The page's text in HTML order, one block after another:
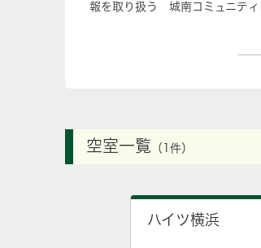
報を取り扱う 城南コミュニティ
空室一覧 （1件）
ハイツ横浜